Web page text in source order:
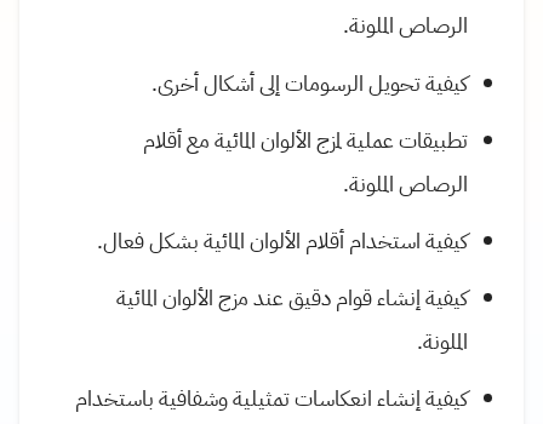
الرصاص الملونة.
كيفية تحويل الرسومات إلى أشكال أخرى.
تطبيقات عملية لمزج الألوان المائية مع أقلام
الرصاص الملونة.
كيفية استخدام أقلام الألوان المائية بشكل فعال.
كيفية إنشاء قوام دقيق عند مزج الألوان المائية
الملونة.
كيفية إنشاء انعكاسات تمثيلية وشفافية باستخدام